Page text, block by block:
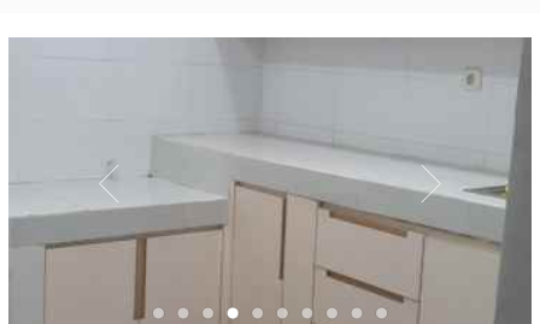
pada kotak-